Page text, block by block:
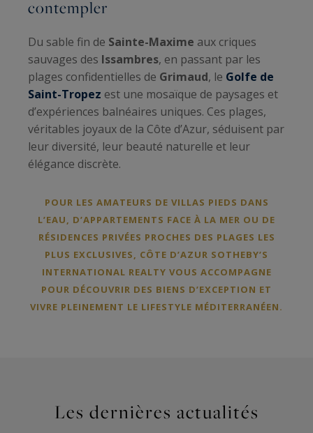
contempler
Du sable fin de Sainte-Maxime aux criques
sauvages des Issambres, en passant par les
plages confidentielles de Grimaud, le Golfe de
Saint-Tropez est une mosaïque de paysages et
d’expériences balnéaires uniques. Ces plages,
véritables joyaux de la Côte d’Azur, séduisent par
leur diversité, leur beauté naturelle et leur
élégance discrète.
POUR LES AMATEURS DE VILLAS PIEDS DANS
L’EAU, D’APPARTEMENTS FACE À LA MER OU DE
RÉSIDENCES PRIVÉES PROCHES DES PLAGES LES
PLUS EXCLUSIVES, CÔTE D’AZUR SOTHEBY’S
INTERNATIONAL REALTY VOUS ACCOMPAGNE
POUR DÉCOUVRIR DES BIENS D’EXCEPTION ET
VIVRE PLEINEMENT LE LIFESTYLE MÉDITERRANÉEN.
Les dernières actualités